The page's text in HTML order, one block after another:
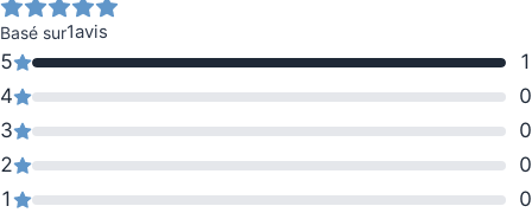
moyenne
5.0
sur
5
étoiles.
Basé
sur
Basé sur1avis
5
1
4
0
3
0
2
0
1
0